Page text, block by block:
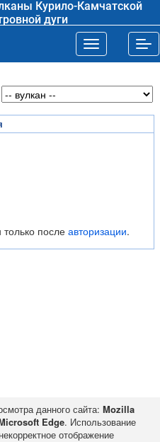
Курило-Камчатской
дуги
Toggle
после авторизации.
данного сайта: Mozilla
Edge. Использование
отображение